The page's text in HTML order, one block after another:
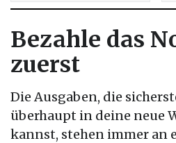
Bezahle das
zuerst
Die Ausgaben, die
überhaupt in deine neue
kannst, stehen immer an